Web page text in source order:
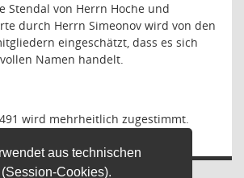
aus technischen
Cookies).
Stendal von Herrn Hoche und
durch Herrn Simeonov wird von den
eingeschätzt, dass es sich
Namen handelt.
wird mehrheitlich zugestimmt.